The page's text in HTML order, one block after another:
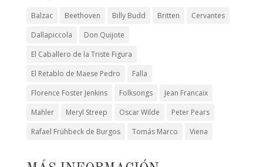
Balzac Beethoven Billy Budd Britten
Cervantes
Dallapiccola
Don Quijote
El Caballero de la Triste Figura
El Retablo de Maese Pedro
Falla
Florence Foster Jenkins
Folksongs
Jean Francaix
Mahler
Meryl Streep Oscar Wilde
Peter Pears
Rafael Frühbeck de Burgos
Tomás Marco Viena